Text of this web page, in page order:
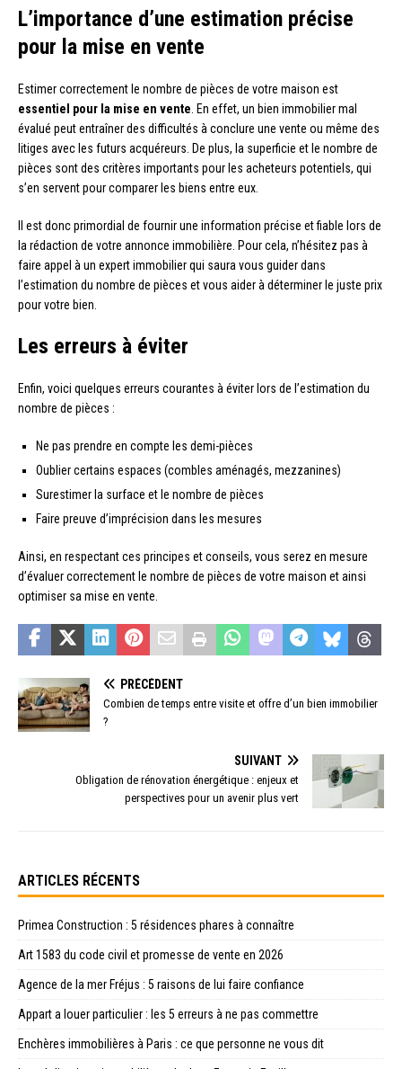
L’importance d’une estimation précise
pour la mise en vente
Estimer correctement le nombre de pièces de votre maison est
essentiel pour la mise en vente. En effet, un bien immobilier mal
évalué peut entraîner des difficultés à conclure une vente ou même des
litiges avec les futurs acquéreurs. De plus, la superficie et le nombre de
pièces sont des critères importants pour les acheteurs potentiels, qui
s’en servent pour comparer les biens entre eux.
Il est donc primordial de fournir une information précise et fiable lors de
la rédaction de votre annonce immobilière. Pour cela, n’hésitez pas à
faire appel à un expert immobilier qui saura vous guider dans
l’estimation du nombre de pièces et vous aider à déterminer le juste prix
pour votre bien.
Les erreurs à éviter
Enfin, voici quelques erreurs courantes à éviter lors de l’estimation du
nombre de pièces :
Ne pas prendre en compte les demi-pièces
Oublier certains espaces (combles aménagés, mezzanines)
Surestimer la surface et le nombre de pièces
Faire preuve d’imprécision dans les mesures
Ainsi, en respectant ces principes et conseils, vous serez en mesure
d’évaluer correctement le nombre de pièces de votre maison et ainsi
optimiser sa mise en vente.
PRÉCÉDENT
Combien de temps entre visite et offre d’un bien immobilier
?
SUIVANT
Obligation de rénovation énergétique : enjeux et
perspectives pour un avenir plus vert
ARTICLES RÉCENTS
Primea Construction : 5 résidences phares à connaître
Art 1583 du code civil et promesse de vente en 2026
Agence de la mer Fréjus : 5 raisons de lui faire confiance
Appart a louer particulier : les 5 erreurs à ne pas commettre
Enchères immobilières à Paris : ce que personne ne vous dit